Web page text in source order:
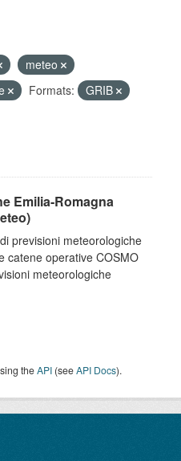
meteo
Formats:
GRIB
Emilia-Romagna
previsioni meteorologiche
catene operative COSMO
meteorologiche
theAPI (seeAPI Docs).